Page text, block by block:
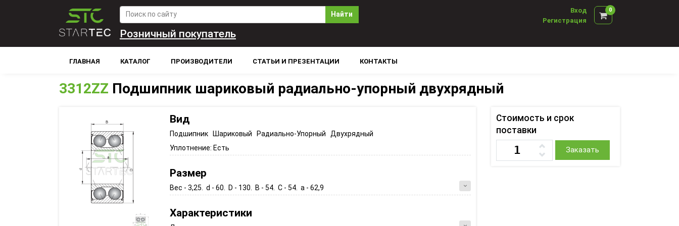
Найти
Вход
Регистрация
0
Розничный покупатель
ГЛАВНАЯ КАТАЛОГ ПРОИЗВОДИТЕЛИ СТАТЬИ И ПРЕЗЕНТАЦИИ КОНТАКТЫ
3312ZZ Подшипник шариковый радиально-упорный двухрядный
Вид
Подшипник Шариковый Радиально-Упорный Двухрядный
Уплотнение: Есть
Размер
Вес - 3,25. d - 60. D - 130. B - 54. C - 54. a - 62,9
Характеристики
Стоимость и срок
поставки
Заказать